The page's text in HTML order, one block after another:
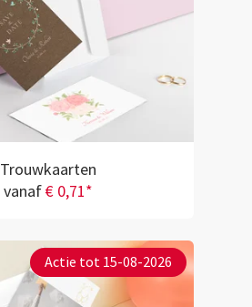
Trouwkaarten
vanaf€ 0,71*
Actie tot 15-08-2026